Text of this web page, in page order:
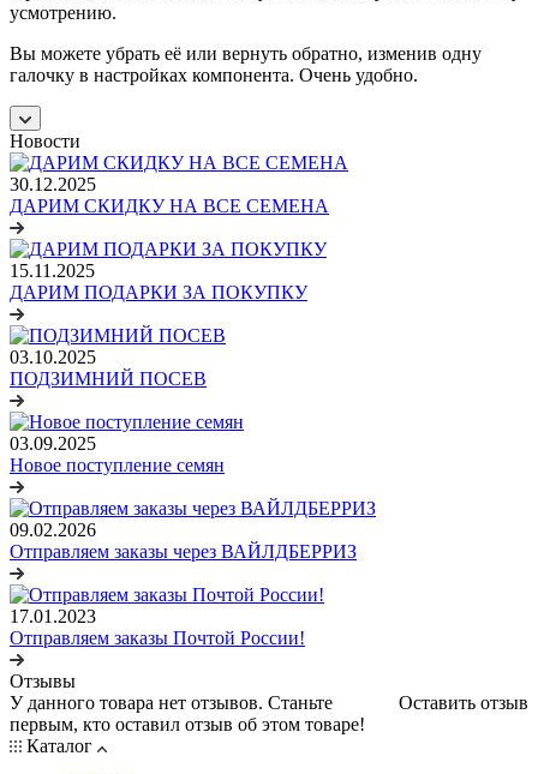
усмотрению.
Вы можете убрать её или вернуть обратно, изменив одну
галочку в настройках компонента. Очень удобно.
Новости
30.12.2025
ДАРИМ СКИДКУ НА ВСЕ СЕМЕНА
15.11.2025
ДАРИМ ПОДАРКИ ЗА ПОКУПКУ
03.10.2025
ПОДЗИМНИЙ ПОСЕВ
03.09.2025
Новое поступление семян
09.02.2026
Отправляем заказы через ВАЙЛДБЕРРИЗ
17.01.2023
Отправляем заказы Почтой России!
Отзывы
Оставить отзыв
У данного товара нет отзывов. Станьте
первым, кто оставил отзыв об этом товаре!
Каталог